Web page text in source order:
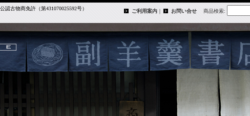
古物商免許（第431070025592号） ご利用案内｜ お問い合せ 商品検索: